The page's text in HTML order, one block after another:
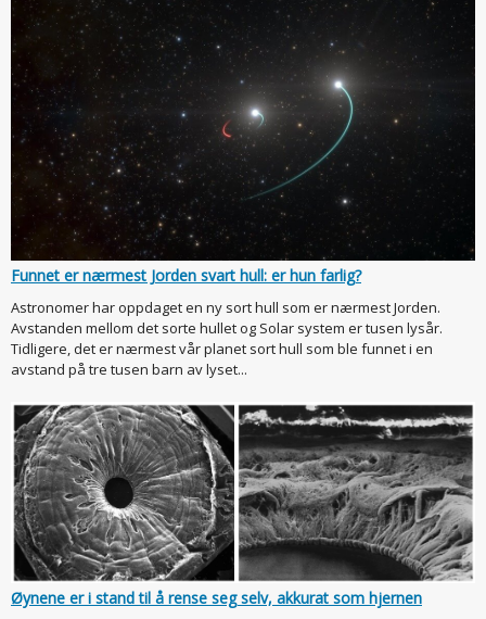
Funnet er nærmest Jorden svart hull: er hun farlig?
Astronomer har oppdaget en ny sort hull som er nærmest Jorden.
Avstanden mellom det sorte hullet og Solar system er tusen lysår.
Tidligere, det er nærmest vår planet sort hull som ble funnet i en
avstand på tre tusen barn av lyset...
Øynene er i stand til å rense seg selv, akkurat som hjernen